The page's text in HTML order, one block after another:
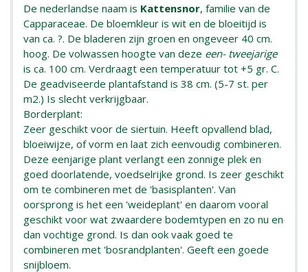
De nederlandse naam is Kattensnor, familie van de
Capparaceae. De bloemkleur is wit en de bloeitijd is
van ca. ?. De bladeren zijn groen en ongeveer 40 cm.
hoog. De volwassen hoogte van deze een- tweejarige
is ca. 100 cm. Verdraagt een temperatuur tot +5 gr. C.
De geadviseerde plantafstand is 38 cm. (5-7 st. per
m2.) Is slecht verkrijgbaar.
Borderplant:
Zeer geschikt voor de siertuin. Heeft opvallend blad,
bloeiwijze, of vorm en laat zich eenvoudig combineren.
Deze eenjarige plant verlangt een zonnige plek en
goed doorlatende, voedselrijke grond. Is zeer geschikt
om te combineren met de 'basisplanten'. Van
oorsprong is het een 'weideplant' en daarom vooral
geschikt voor wat zwaardere bodemtypen en zo nu en
dan vochtige grond. Is dan ook vaak goed te
combineren met 'bosrandplanten'. Geeft een goede
snijbloem.